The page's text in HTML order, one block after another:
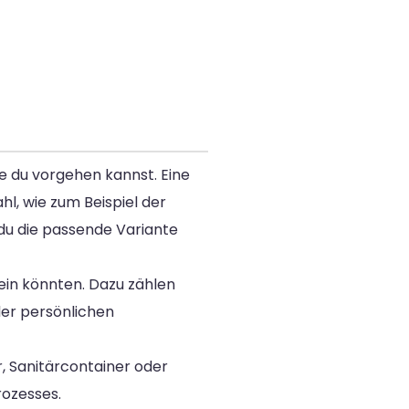
du vorgehen kannst. Eine
wie zum Beispiel der
die passende Variante
könnten. Dazu zählen
persönlichen
Sanitärcontainer oder